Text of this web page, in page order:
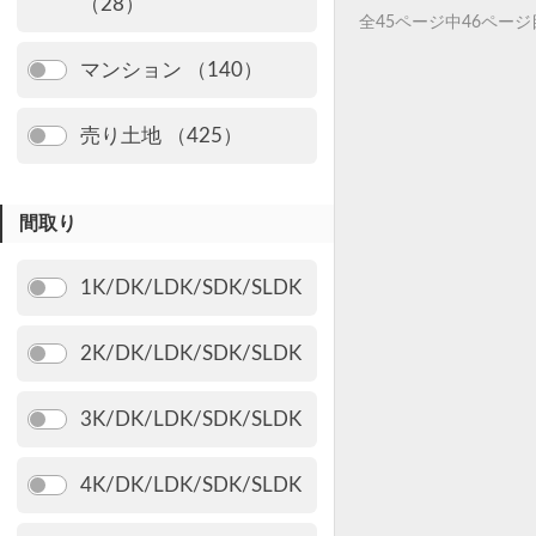
（28）
マンション （140）
売り土地 （425）
間取り
1K/DK/LDK/SDK/SLDK
2K/DK/LDK/SDK/SLDK
3K/DK/LDK/SDK/SLDK
4K/DK/LDK/SDK/SLDK
全45ページ中46ページ